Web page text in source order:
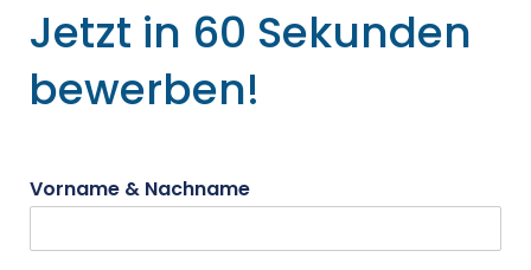
Jetzt in 60 Sekunden
bewerben!
Vorname & Nachname